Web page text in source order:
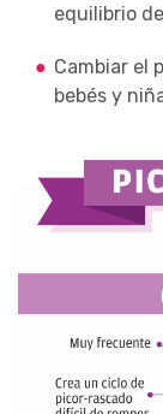
equilibrio
Cambiar el
bebés y